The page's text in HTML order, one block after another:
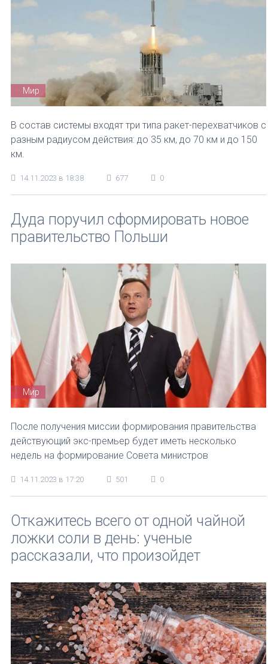
Мир
В состав системы входят три типа ракет-перехватчиков с
разным радиусом действия: до 35 км, до 70 км и до 150
км.
14.11.2023 в 18:38 677 0
Дуда поручил сформировать новое
правительство Польши
Мир
После получения миссии формирования правительства
действующий экс-премьер будет иметь несколько
недель на формирование Совета министров
14.11.2023 в 17:20 501 0
Откажитесь всего от одной чайной
ложки соли в день: ученые
рассказали, что произойдет